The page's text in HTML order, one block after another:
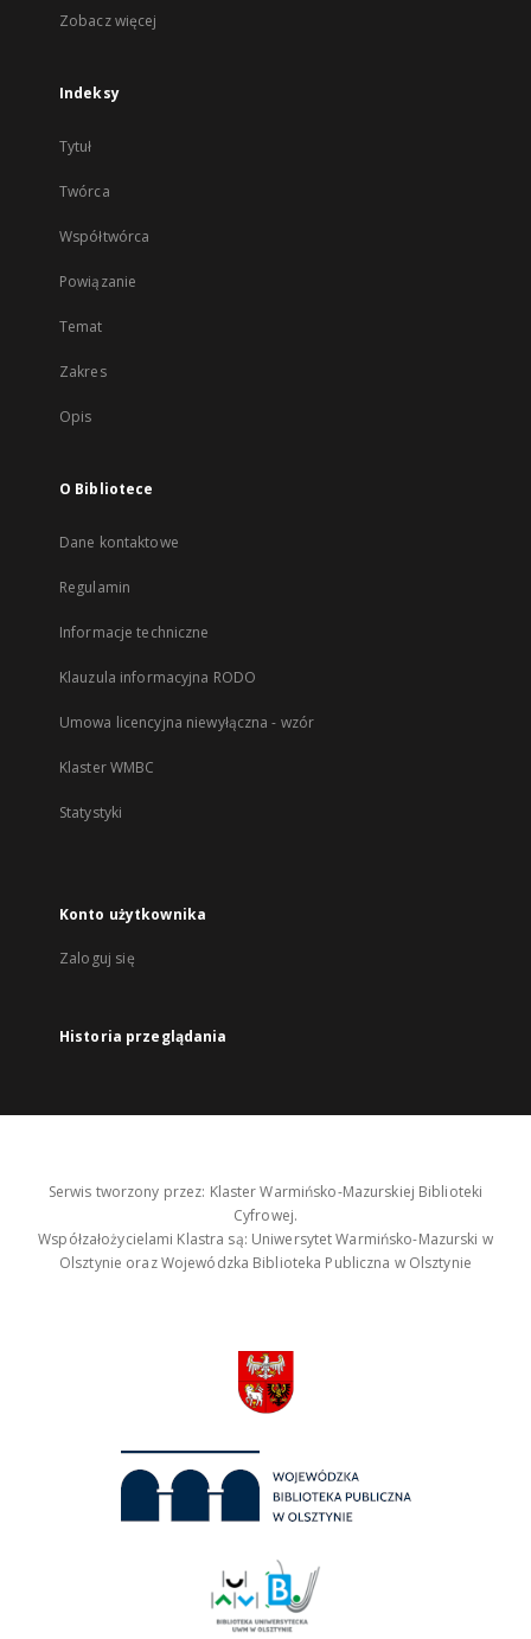
Zobacz więcej
Indeksy
Tytuł
Twórca
Współtwórca
Powiązanie
Temat
Zakres
Opis
O Bibliotece
Dane kontaktowe
Regulamin
Informacje techniczne
Klauzula informacyjna RODO
Umowa licencyjna niewyłączna - wzór
Klaster WMBC
Statystyki
Konto użytkownika
Zaloguj się
Historia przeglądania
Serwis tworzony przez: Klaster Warmińsko-Mazurskiej Biblioteki
Cyfrowej.
Współzałożycielami Klastra są: Uniwersytet Warmińsko-Mazurski w
Olsztynie oraz Wojewódzka Biblioteka Publiczna w Olsztynie